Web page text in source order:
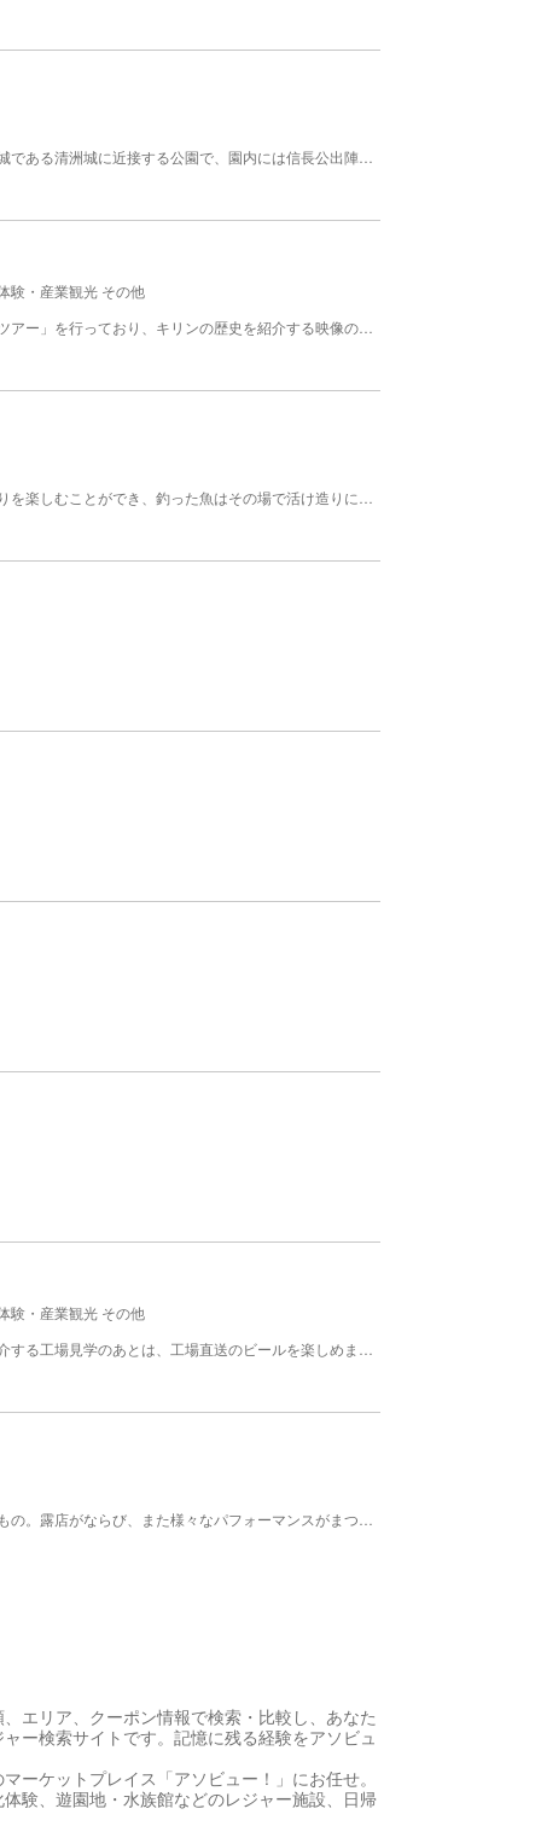
験・産業観光 その他
験・産業観光 その他
エリア、クーポン情報で検索・比較し、あなた
ー検索サイトです。記憶に残る経験をアソビュ
ーケットプレイス「アソビュー！」にお任せ。
験、遊園地・水族館などのレジャー施設、日帰